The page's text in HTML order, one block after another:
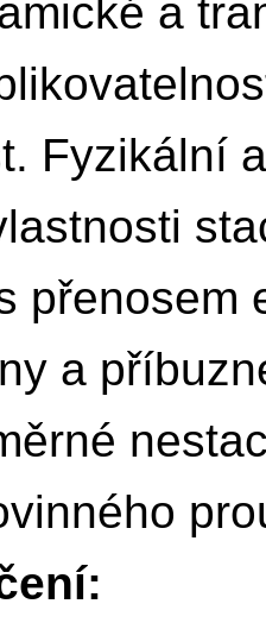
a
Fyzikální
přenosem
a